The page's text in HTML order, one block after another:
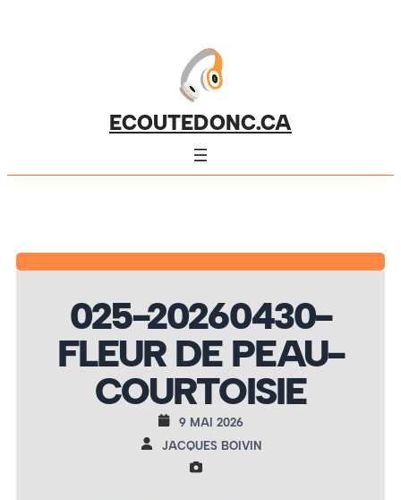
ECOUTEDONC.CA
025-20260430-
FLEUR DE PEAU-
COURTOISIE
9 MAI 2026
JACQUES BOIVIN